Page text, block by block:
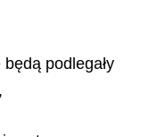
podlegały